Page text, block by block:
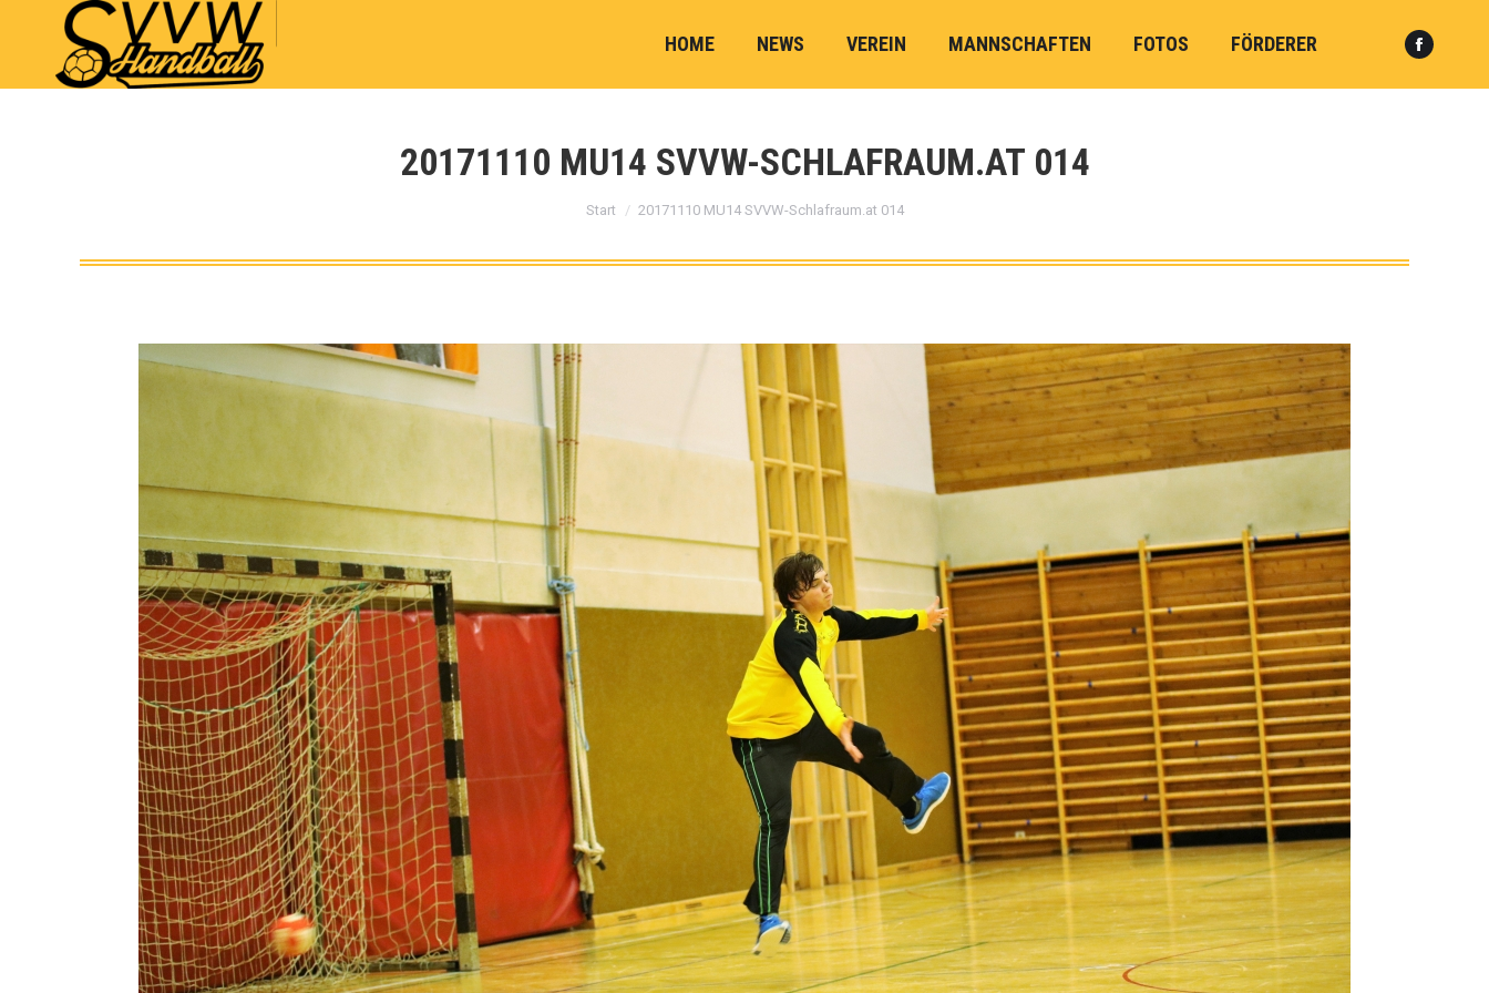
HOME NEWS VEREIN MANNSCHAFTEN FOTOS FÖRDERER
Search:
page
20171110 MU14 SVVW-SCHLAFRAUM.AT 014
Sie befinden sich hier:
Start 20171110 MU14 SVVW-Schlafraum.at 014